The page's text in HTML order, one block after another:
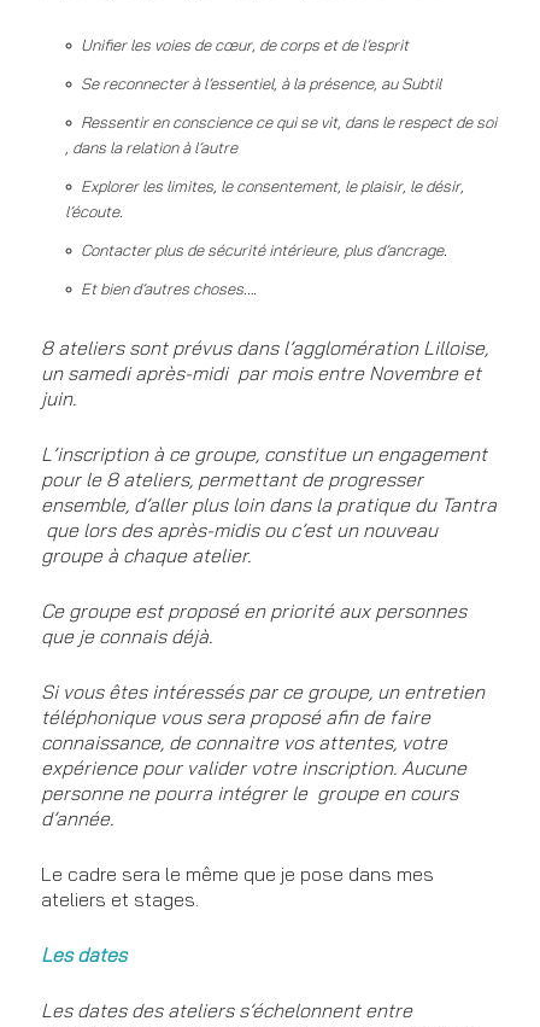
Unifier les voies de cœur, de corps et de l’esprit
Se reconnecter à l’essentiel, à la présence, au Subtil
Ressentir en conscience ce qui se vit, dans le respect de soi
, dans la relation à l’autre
Explorer les limites, le consentement, le plaisir, le désir,
l’écoute.
Contacter plus de sécurité intérieure, plus d’ancrage.
Et bien d’autres choses….
8 ateliers sont prévus dans l’agglomération Lilloise,
un samedi après-midi par mois entre Novembre et
juin.
L’inscription à ce groupe, constitue un engagement
pour le 8 ateliers, permettant de progresser
ensemble, d’aller plus loin dans la pratique du Tantra
que lors des après-midis ou c’est un nouveau
groupe à chaque atelier.
Ce groupe est proposé en priorité aux personnes
que je connais déjà.
Si vous êtes intéressés par ce groupe, un entretien
téléphonique vous sera proposé afin de faire
connaissance, de connaitre vos attentes, votre
expérience pour valider votre inscription. Aucune
personne ne pourra intégrer le groupe en cours
d’année.
Le cadre sera le même que je pose dans mes
ateliers et stages.
Les dates
Les dates des ateliers s’échelonnent entre